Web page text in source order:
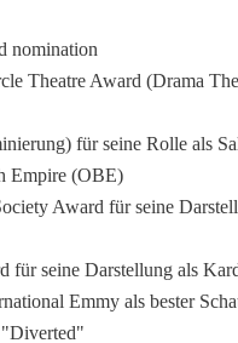
nomination
Theatre Award (Drama
für seine Rolle als
Empire (OBE)
Award für seine
für seine Darstellung als
Emmy als bester